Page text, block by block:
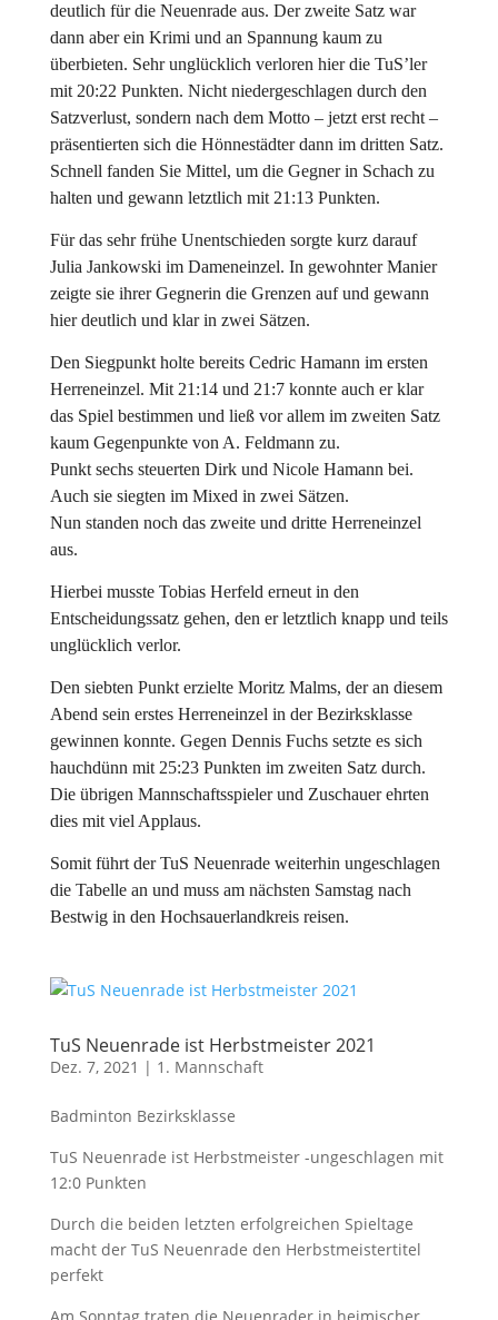
deutlich für die Neuenrade aus. Der zweite Satz war
dann aber ein Krimi und an Spannung kaum zu
überbieten. Sehr unglücklich verloren hier die TuS’ler
mit 20:22 Punkten. Nicht niedergeschlagen durch den
Satzverlust, sondern nach dem Motto – jetzt erst recht –
präsentierten sich die Hönnestädter dann im dritten Satz.
Schnell fanden Sie Mittel, um die Gegner in Schach zu
halten und gewann letztlich mit 21:13 Punkten.
Für das sehr frühe Unentschieden sorgte kurz darauf
Julia Jankowski im Dameneinzel. In gewohnter Manier
zeigte sie ihrer Gegnerin die Grenzen auf und gewann
hier deutlich und klar in zwei Sätzen.
Den Siegpunkt holte bereits Cedric Hamann im ersten
Herreneinzel. Mit 21:14 und 21:7 konnte auch er klar
das Spiel bestimmen und ließ vor allem im zweiten Satz
kaum Gegenpunkte von A. Feldmann zu.
Punkt sechs steuerten Dirk und Nicole Hamann bei.
Auch sie siegten im Mixed in zwei Sätzen.
Nun standen noch das zweite und dritte Herreneinzel
aus.
Hierbei musste Tobias Herfeld erneut in den
Entscheidungssatz gehen, den er letztlich knapp und teils
unglücklich verlor.
Den siebten Punkt erzielte Moritz Malms, der an diesem
Abend sein erstes Herreneinzel in der Bezirksklasse
gewinnen konnte. Gegen Dennis Fuchs setzte es sich
hauchdünn mit 25:23 Punkten im zweiten Satz durch.
Die übrigen Mannschaftsspieler und Zuschauer ehrten
dies mit viel Applaus.
Somit führt der TuS Neuenrade weiterhin ungeschlagen
die Tabelle an und muss am nächsten Samstag nach
Bestwig in den Hochsauerlandkreis reisen.
TuS Neuenrade ist Herbstmeister 2021
Dez. 7, 2021 | 1. Mannschaft
Badminton Bezirksklasse
TuS Neuenrade ist Herbstmeister -ungeschlagen mit
12:0 Punkten
Durch die beiden letzten erfolgreichen Spieltage
macht der TuS Neuenrade den Herbstmeistertitel
perfekt